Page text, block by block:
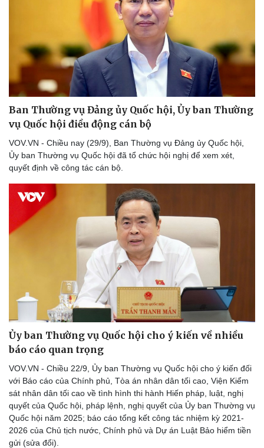
Pháp luật
Quân sự - Quốc phòng
Vũ khí
Việt Nam
Phân tích
Ban Thường vụ Đảng ủy Quốc hội, Ủy ban Thường
vụ Quốc hội điều động cán bộ
VOV.VN - Chiều nay (29/9), Ban Thường vụ Đảng ủy Quốc hội,
Ủy ban Thường vụ Quốc hội đã tổ chức hội nghị để xem xét,
quyết định về công tác cán bộ.
Ủy ban Thường vụ Quốc hội cho ý kiến về nhiều
báo cáo quan trọng
VOV.VN - Chiều 22/9, Ủy ban Thường vụ Quốc hội cho ý kiến đối
với Báo cáo của Chính phủ, Tòa án nhân dân tối cao, Viện Kiểm
sát nhân dân tối cao về tình hình thi hành Hiến pháp, luật, nghị
quyết của Quốc hội, pháp lệnh, nghị quyết của Ủy ban Thường vụ
Quốc hội năm 2025; báo cáo tổng kết công tác nhiệm kỳ 2021-
2026 của Chủ tịch nước, Chính phủ và Dự án Luật Bảo hiểm tiền
gửi (sửa đổi).